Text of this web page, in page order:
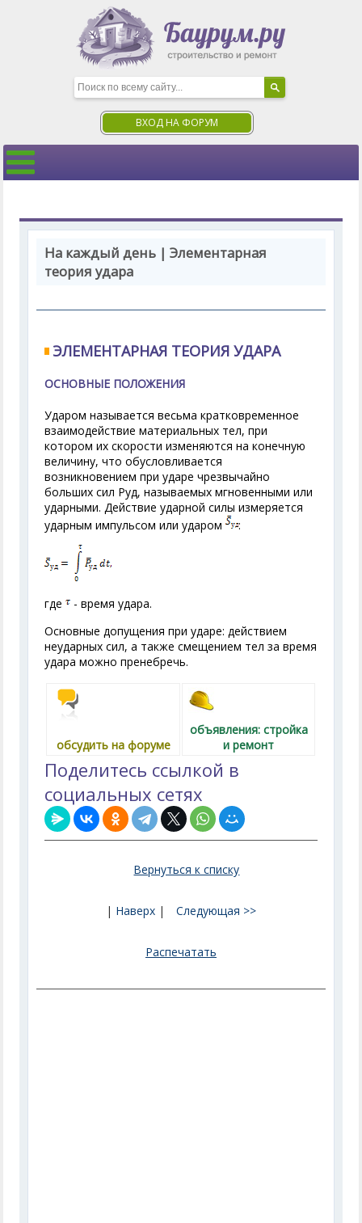
ВХОД НА ФОРУМ
На каждый день | Элементарная
теория удара
ЭЛЕМЕНТАРНАЯ ТЕОРИЯ УДАРА
ОСНОВНЫЕ ПОЛОЖЕНИЯ
Ударом называется весьма кратковременное
взаимодействие материальных тел, при
котором их скорости изменяются на конечную
величину, что обусловливается
возникновением при ударе чрезвычайно
больших сил Руд, называемых мгновенными или
ударными. Действие ударной силы измеряется
ударным импульсом или ударом
:
где - время удара.
Основные допущения при ударе: действием
неударных сил, а также смещением тел за время
удара можно пренебречь.
обсудить на форуме
объявления: стройка
и ремонт
Поделитесь ссылкой в
социальных сетях
Вернуться к списку
| Наверх| Следующая >>
Распечатать